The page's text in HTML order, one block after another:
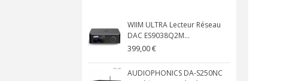
WIIM ULTRA Lecteur Réseau
DAC ES9038Q2M...
399,00 €
AUDIOPHONICS DA-S250NC